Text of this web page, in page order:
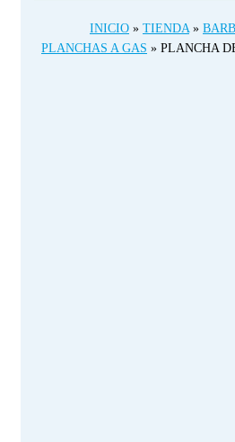
INICIO » TIENDA »
PLANCHAS A GAS » PLANCHA